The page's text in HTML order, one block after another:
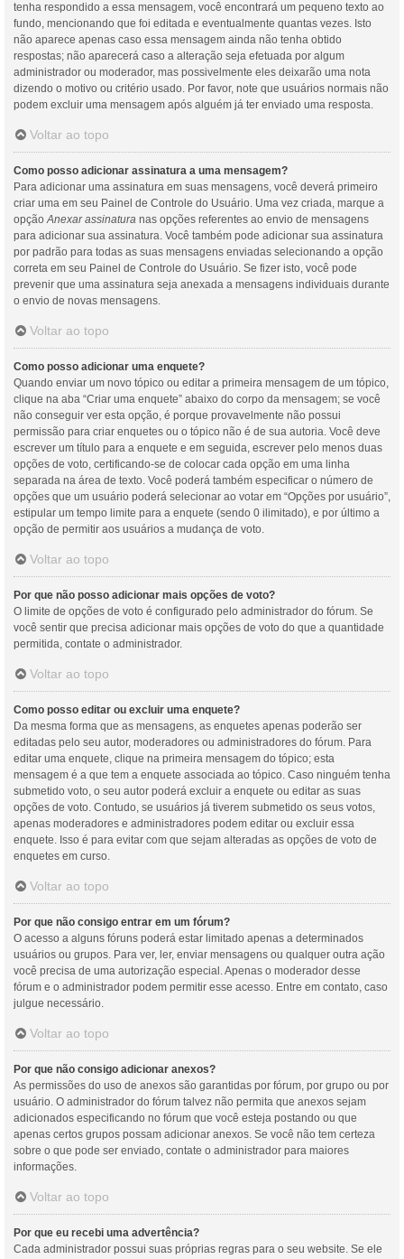
tenha respondido a essa mensagem, você encontrará um pequeno texto ao
fundo, mencionando que foi editada e eventualmente quantas vezes. Isto
não aparece apenas caso essa mensagem ainda não tenha obtido
respostas; não aparecerá caso a alteração seja efetuada por algum
administrador ou moderador, mas possivelmente eles deixarão uma nota
dizendo o motivo ou critério usado. Por favor, note que usuários normais não
podem excluir uma mensagem após alguém já ter enviado uma resposta.
Voltar ao topo
Como posso adicionar assinatura a uma mensagem?
Para adicionar uma assinatura em suas mensagens, você deverá primeiro
criar uma em seu Painel de Controle do Usuário. Uma vez criada, marque a
opçãoAnexar assinatura nas opções referentes ao envio de mensagens
para adicionar sua assinatura. Você também pode adicionar sua assinatura
por padrão para todas as suas mensagens enviadas selecionando a opção
correta em seu Painel de Controle do Usuário. Se fizer isto, você pode
prevenir que uma assinatura seja anexada a mensagens individuais durante
o envio de novas mensagens.
Voltar ao topo
Como posso adicionar uma enquete?
Quando enviar um novo tópico ou editar a primeira mensagem de um tópico,
clique na aba “Criar uma enquete” abaixo do corpo da mensagem; se você
não conseguir ver esta opção, é porque provavelmente não possui
permissão para criar enquetes ou o tópico não é de sua autoria. Você deve
escrever um título para a enquete e em seguida, escrever pelo menos duas
opções de voto, certificando-se de colocar cada opção em uma linha
separada na área de texto. Você poderá também especificar o número de
opções que um usuário poderá selecionar ao votar em “Opções por usuário”,
estipular um tempo limite para a enquete (sendo 0 ilimitado), e por último a
opção de permitir aos usuários a mudança de voto.
Voltar ao topo
Por que não posso adicionar mais opções de voto?
O limite de opções de voto é configurado pelo administrador do fórum. Se
você sentir que precisa adicionar mais opções de voto do que a quantidade
permitida, contate o administrador.
Voltar ao topo
Como posso editar ou excluir uma enquete?
Da mesma forma que as mensagens, as enquetes apenas poderão ser
editadas pelo seu autor, moderadores ou administradores do fórum. Para
editar uma enquete, clique na primeira mensagem do tópico; esta
mensagem é a que tem a enquete associada ao tópico. Caso ninguém tenha
submetido voto, o seu autor poderá excluir a enquete ou editar as suas
opções de voto. Contudo, se usuários já tiverem submetido os seus votos,
apenas moderadores e administradores podem editar ou excluir essa
enquete. Isso é para evitar com que sejam alteradas as opções de voto de
enquetes em curso.
Voltar ao topo
Por que não consigo entrar em um fórum?
O acesso a alguns fóruns poderá estar limitado apenas a determinados
usuários ou grupos. Para ver, ler, enviar mensagens ou qualquer outra ação
você precisa de uma autorização especial. Apenas o moderador desse
fórum e o administrador podem permitir esse acesso. Entre em contato, caso
julgue necessário.
Voltar ao topo
Por que não consigo adicionar anexos?
As permissões do uso de anexos são garantidas por fórum, por grupo ou por
usuário. O administrador do fórum talvez não permita que anexos sejam
adicionados especificando no fórum que você esteja postando ou que
apenas certos grupos possam adicionar anexos. Se você não tem certeza
sobre o que pode ser enviado, contate o administrador para maiores
informações.
Voltar ao topo
Por que eu recebi uma advertência?
Cada administrador possui suas próprias regras para o seu website. Se ele